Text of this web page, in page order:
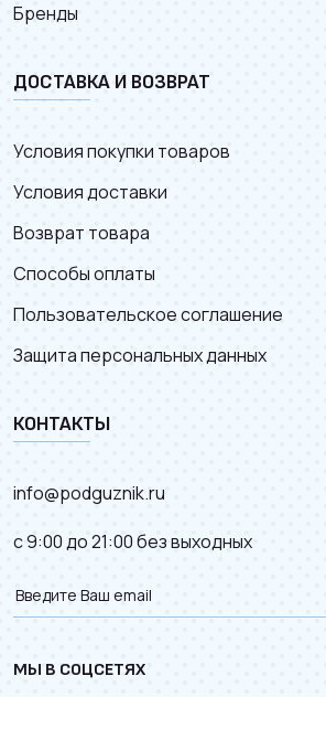
Бренды
ДОСТАВКА И ВОЗВРАТ
Условия покупки товаров
Условия доставки
Возврат товара
Способы оплаты
Пользовательское соглашение
Защита персональных данных
КОНТАКТЫ
info@podguznik.ru
с 9:00 до 21:00 без выходных
МЫ В СОЦСЕТЯХ